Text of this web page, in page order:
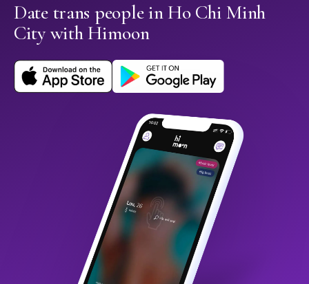
Date trans people in Ho Chi Minh
City with Himoon